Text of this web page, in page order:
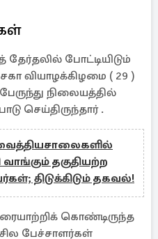
போட்டியிடும்
வியாழக்கிழமை ( 29 )
நிலையத்தில்
செய்திருந்தார் .
வாங்கும் தகுதியற்ற
திடுக்கிடும் தகவல்!
கொண்டிருந்த
பேச்சாளர்கள்